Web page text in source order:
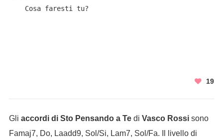
    Cosa faresti tu?
19
Gli accordi di Sto Pensando a Tedi Vasco Rossisono
Famaj7, Do, Laadd9, Sol/Si, Lam7, Sol/Fa. Il livello di